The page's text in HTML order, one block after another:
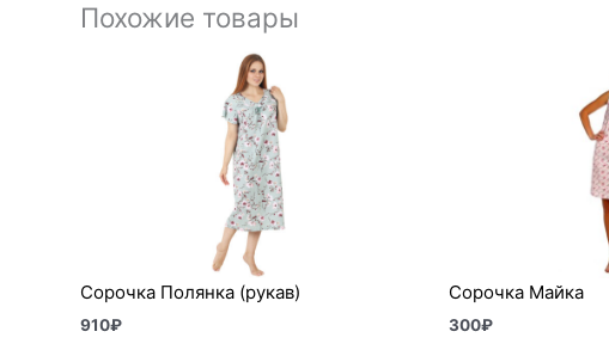
Похожие товары
Сорочка Полянка (рукав)
910₽
Сорочка Майка
300₽